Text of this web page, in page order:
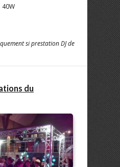
40W
si prestation DJ de
du